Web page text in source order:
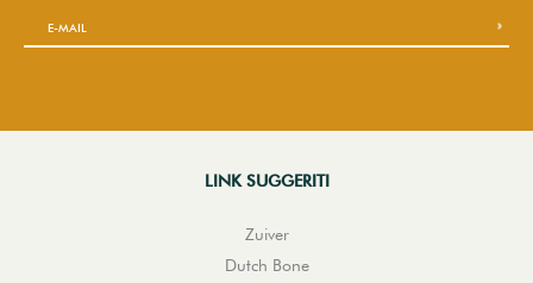
LINK SUGGERITI
Zuiver
Dutch Bone